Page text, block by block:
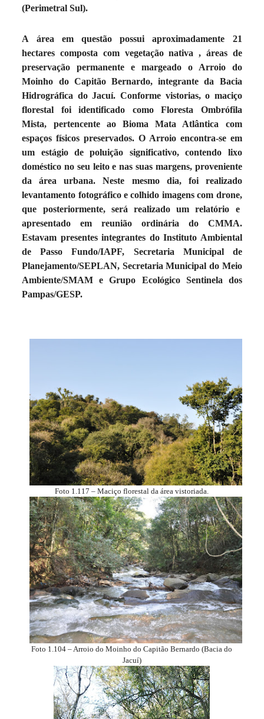
(Perimetral Sul).
A área em questão possui aproximadamente 21
hectares composta com vegetação nativa , áreas de
preservação permanente e margeado o Arroio do
Moinho do Capitão Bernardo, integrante da Bacia
Hidrográfica do Jacuí. Conforme vistorias, o maciço
florestal foi identificado como Floresta Ombrófila
Mista, pertencente ao Bioma Mata Atlântica com
espaços físicos preservados. O Arroio encontra-se em
um estágio de poluição significativo, contendo lixo
doméstico no seu leito e nas suas margens, proveniente
da área urbana. Neste mesmo dia, foi realizado
levantamento fotográfico e colhido imagens com drone,
que posteriormente, será realizado um relatório e
apresentado em reunião ordinária do CMMA.
Estavam presentes integrantes do Instituto Ambiental
de Passo Fundo/IAPF, Secretaria Municipal de
Planejamento/SEPLAN, Secretaria Municipal do Meio
Ambiente/SMAM e Grupo Ecológico Sentinela dos
Pampas/GESP.
Foto 1.117 – Maciço florestal da área vistoriada.
Foto 1.104 – Arroio do Moinho do Capitão Bernardo (Bacia do
Jacuí)